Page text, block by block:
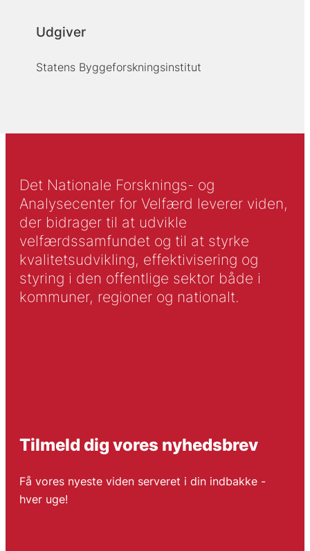
Udgiver
Statens Byggeforskningsinstitut
Det Nationale Forsknings- og
Analysecenter for Velfærd leverer viden,
der bidrager til at udvikle
velfærdssamfundet og til at styrke
kvalitetsudvikling, effektivisering og
styring i den offentlige sektor både i
kommuner, regioner og nationalt.
Tilmeld dig vores nyhedsbrev
Få vores nyeste viden serveret i din indbakke -
hver uge!